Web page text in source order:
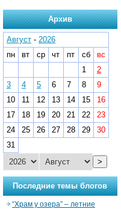
Архив
Август - 2026
пн
вт ср чт пт сб
вс
1
2
3
4 5 6 7 8
9
10
11 12 13 14 15
16
17
18 19 20 21 22
23
24
25 26 27 28 29
30
31
>
Последние темы блогов
“Храм у озера” – летние